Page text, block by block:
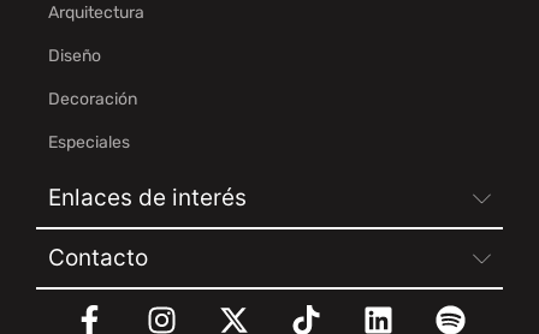
Arquitectura
Diseño
Decoración
Especiales
Enlaces de interés
Contacto